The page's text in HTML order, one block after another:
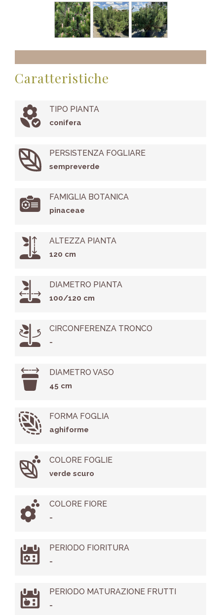
Caratteristiche
TIPO PIANTA
conifera
PERSISTENZA FOGLIARE
sempreverde
FAMIGLIA BOTANICA
pinaceae
ALTEZZA PIANTA
120 cm
DIAMETRO PIANTA
100/120 cm
CIRCONFERENZA TRONCO
-
DIAMETRO VASO
45 cm
FORMA FOGLIA
aghiforme
COLORE FOGLIE
verde scuro
COLORE FIORE
-
PERIODO FIORITURA
-
PERIODO MATURAZIONE FRUTTI
-